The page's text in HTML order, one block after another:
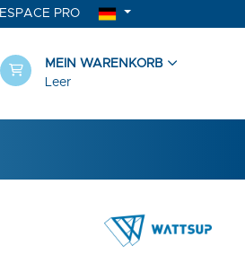
ESPACE PRO
MEIN WARENKORB
Leer